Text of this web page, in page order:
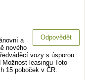
Odpovědět
a
nového
vozy s úsporou
leasingu Toto
15 poboček v ČR.